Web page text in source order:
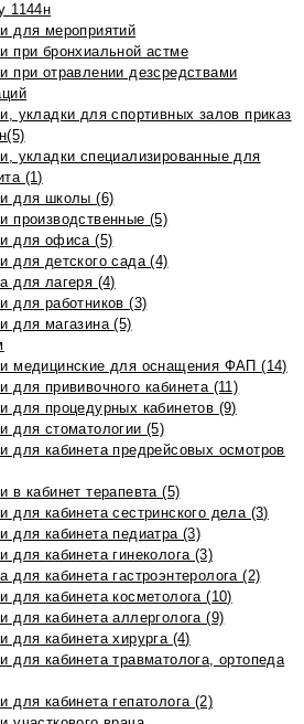
1144н
для мероприятий
при бронхиальной астме
при отравлении дезсредствами
укладки для спортивных залов приказ
укладки специализированные для
(1)
для школы (6)
производственные (5)
для офиса (5)
для детского сада (4)
для лагеря (4)
для работников (3)
для магазина (5)
медицинские для оснащения ФАП (14)
для прививочного кабинета (11)
для процедурных кабинетов (9)
для стоматологии (5)
для кабинета предрейсовых осмотров
в кабинет терапевта (5)
для кабинета сестринского дела (3)
для кабинета педиатра (3)
для кабинета гинеколога (3)
для кабинета гастроэнтеролога (2)
для кабинета косметолога (10)
для кабинета аллерголога (9)
для кабинета хирурга (4)
для кабинета травматолога, ортопеда
для кабинета гепатолога (2)